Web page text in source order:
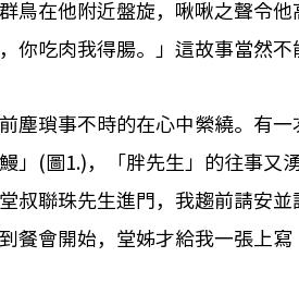
鳥在他附近盤旋，啾啾之聲令
你吃肉我得腸。」這故事當然不
塵瑣事不時的在心中縈繞。有
」(圖1.)，「胖先生」的往事又
叔聯珠先生進門，我趨前請安
餐會開始，堂姊才給我一張上